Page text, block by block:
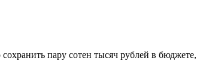
пару сотен тысяч рублей в бюджете,